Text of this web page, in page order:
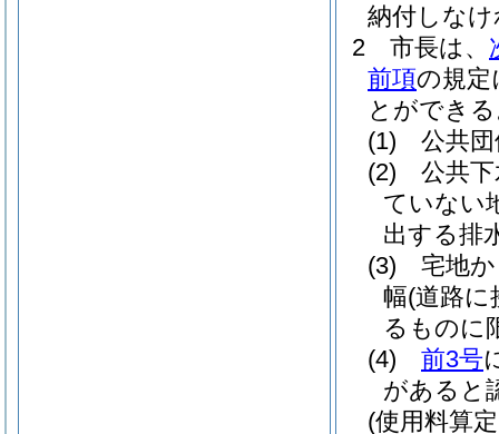
納付しな
2
市長は、
前項の規定
とができ
(1)
公共
(2)
公共
ていない
出する排
(3)
宅地
幅(道路に
るものに
(4)
前3号
があると
(使用料算